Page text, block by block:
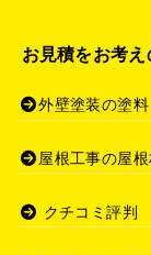
お見積をお考
外壁塗装の塗料
屋根工事の屋
クチコミ評判